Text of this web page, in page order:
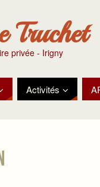
Truchet
privée - Irigny
Activités